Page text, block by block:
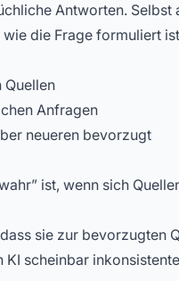
Antworten. Selbst
die Frage formuliert
Quellen
Anfragen
neueren bevorzugt
ist, wenn sich
sie zur bevorzugten
scheinbar